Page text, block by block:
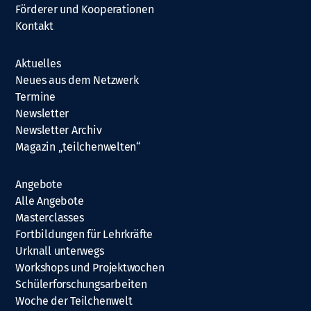
Förderer und Kooperationen
Kontakt
Aktuelles
Neues aus dem Netzwerk
Termine
Newsletter
Newsletter Archiv
Magazin „teilchenwelten“
Angebote
Alle Angebote
Masterclasses
Fortbildungen für Lehrkräfte
Urknall unterwegs
Workshops und Projektwochen
Schülerforschungsarbeiten
Woche der Teilchenwelt